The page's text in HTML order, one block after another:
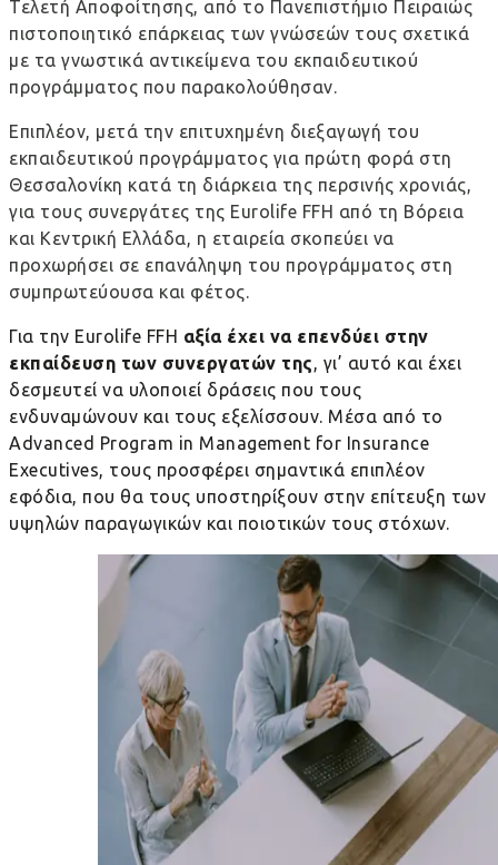
Τελετή Αποφοίτησης, από το Πανεπιστήμιο Πειραιώς
πιστοποιητικό επάρκειας των γνώσεών τους σχετικά
με τα γνωστικά αντικείμενα του εκπαιδευτικού
προγράμματος που παρακολούθησαν.
Επιπλέον, μετά την επιτυχημένη διεξαγωγή του
εκπαιδευτικού προγράμματος για πρώτη φορά στη
Θεσσαλονίκη κατά τη διάρκεια της περσινής χρονιάς,
για τους συνεργάτες της Eurolife FFH από τη Βόρεια
και Κεντρική Ελλάδα, η εταιρεία σκοπεύει να
προχωρήσει σε επανάληψη του προγράμματος στη
συμπρωτεύουσα και φέτος.
Για την Eurolife FFH αξία έχει να επενδύει στην
εκπαίδευση των συνεργατών της, γι’ αυτό και έχει
δεσμευτεί να υλοποιεί δράσεις που τους
ενδυναμώνουν και τους εξελίσσουν. Μέσα από το
Advanced Program in Management for Insurance
Executives, τους προσφέρει σημαντικά επιπλέον
εφόδια, που θα τους υποστηρίξουν στην επίτευξη των
υψηλών παραγωγικών και ποιοτικών τους στόχων.